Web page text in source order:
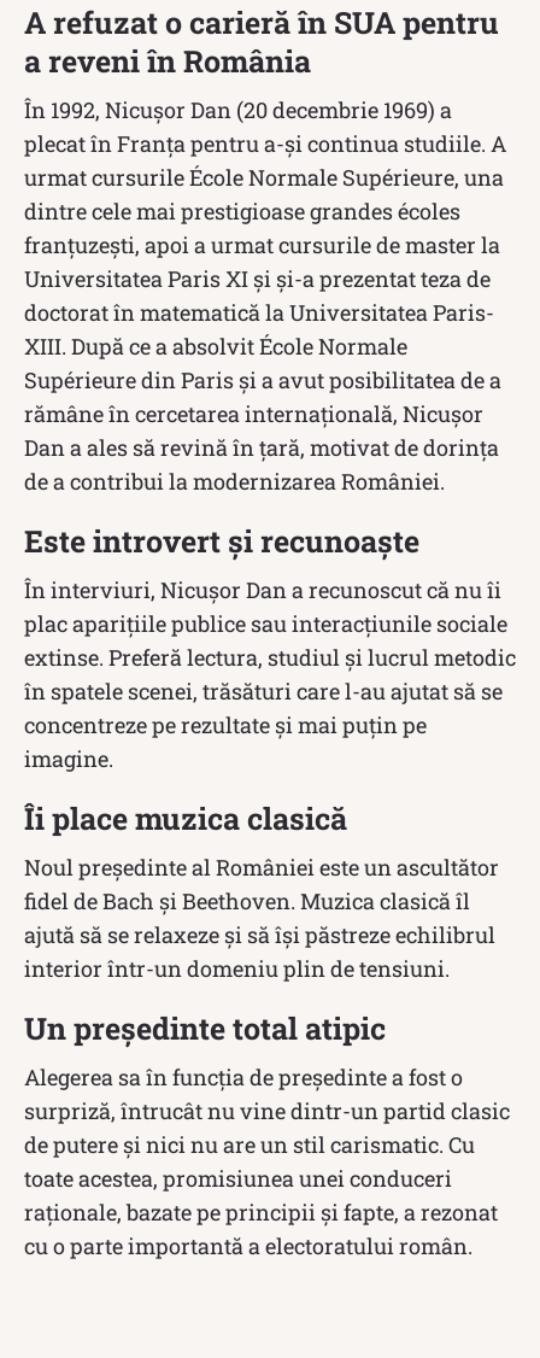
A refuzat o carieră în SUA pentru
a reveni în România
În 1992, Nicușor Dan (20 decembrie 1969) a
plecat în Franța pentru a-și continua studiile. A
urmat cursurile École Normale Supérieure, una
dintre cele mai prestigioase grandes écoles
franțuzești, apoi a urmat cursurile de master la
Universitatea Paris XI și și-a prezentat teza de
doctorat în matematică la Universitatea Paris-
XIII. După ce a absolvit École Normale
Supérieure din Paris și a avut posibilitatea de a
rămâne în cercetarea internațională, Nicușor
Dan a ales să revină în țară, motivat de dorința
de a contribui la modernizarea României.
Este introvert și recunoaște
În interviuri, Nicușor Dan a recunoscut că nu îi
plac aparițiile publice sau interacțiunile sociale
extinse. Preferă lectura, studiul și lucrul metodic
în spatele scenei, trăsături care l-au ajutat să se
concentreze pe rezultate și mai puțin pe
imagine.
Îi place muzica clasică
Noul președinte al României este un ascultător
fidel de Bach și Beethoven. Muzica clasică îl
ajută să se relaxeze și să își păstreze echilibrul
interior într-un domeniu plin de tensiuni.
Un președinte total atipic
Alegerea sa în funcția de președinte a fost o
surpriză, întrucât nu vine dintr-un partid clasic
de putere și nici nu are un stil carismatic. Cu
toate acestea, promisiunea unei conduceri
raționale, bazate pe principii și fapte, a rezonat
cu o parte importantă a electoratului român.